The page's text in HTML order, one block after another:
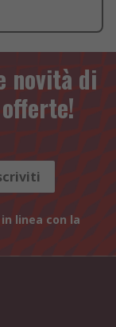
novità di
linea con la